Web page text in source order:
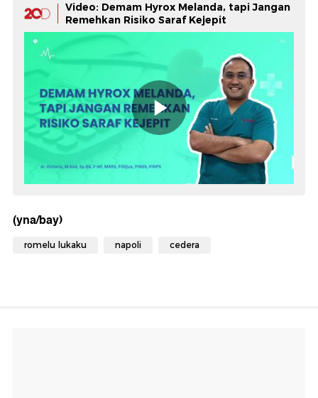
Video: Demam Hyrox Melanda, tapi Jangan
Remehkan Risiko Saraf Kejepit
(yna/bay)
romelu lukaku napoli cedera